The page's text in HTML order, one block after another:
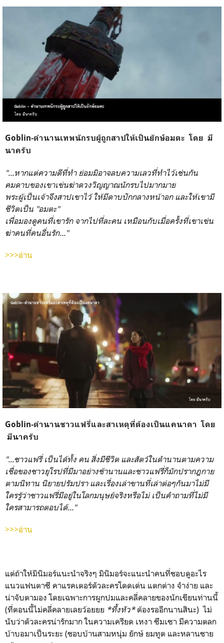
Goblin-ตำนานเทพนักรบผู้ถูกสาปให้เป็นยักษ์อมตะ โดย มี
นาครับ
"...หากแต่ความดีที่ทำ ย่อมมิอาจลบความเลวที่ทำไว้เช่นกัน
คมดาบของเขาเข่นฆ่าดวงวิญญาณนักรบไปมากมาย
พระผู้เป็นเจ้าจึงสาปเขาไว้ ให้มีดาบปักกลางหน้าอก และให้เขามี
ชีวิตเป็น "อมตะ"
เพื่อมองดูคนที่เขารัก จากไปที่ละคน เหมือนกับเมื่อครั้งที่เขาเข่น
ฆ่าคนที่คนอื่นรัก..."
>>>อ่าน
Goblin-ตำนานชาวแฟรี่และสาเหตุที่ต้องเป็นแคนาดา โดย
มีนาครับ
"...ชาวแฟรี่ เป็นได้ทั้ง คน สิ่งมีชีวิต และสัตว์ในตำนานตามความ
เชื่อของชาวยุโรปที่มีมาอย่างช้านานและชาวแฟรี่ก็มักปรากฎกาย
ตามนิทาน นิยายปรัมปรา และเรื่องเล่าขานที่เล่าต่อๆกันมาไม่มี
ใครรู้ว่าชาวแฟรี่มีอยู่ในโลกมนุษย์จริงหรือไม่ เป็นคำถามที่ไม่มี
ใครสามารถตอบได้..."
>>>อ่าน
แต่ถ้าให้มินิมอร์แนะนำจริงๆ มินิมอร์จะแนะนำคนที่ชอบดูอะไร
แนวแฟนตาซี คาแรคเตอร์ตัวละครโดดเด่น แตกต่าง จำง่าย และ
น่าจับตามอง โดยเฉพาะการผูกปมและคลี่คลายของนักเขียนท่านนี้
(ที่ตอนนี้ไม่คลี่คลายเลยว้อยยย *ทึ้งหัว*ต้องรออีกนานสินะ) ไม่
นับว่าตัวละครน่ารักมาก ในความเครียด เหงา ซึมเซา มีความตลก
บ้าบอมาเป็นระยะ (ชอบบ้านสามหนุ่ม ยักษ์ ยมทูต และหลานชาย